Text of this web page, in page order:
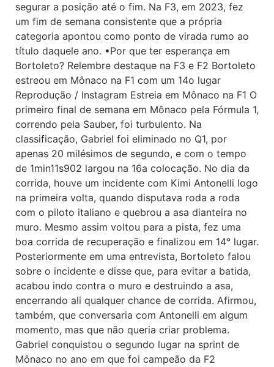
segurar a posição até o fim. Na F3, em 2023, fez
um fim de semana consistente que a própria
categoria apontou como ponto de virada rumo ao
título daquele ano. •Por que ter esperança em
Bortoleto? Relembre destaque na F3 e F2 Bortoleto
estreou em Mônaco na F1 com um 14o lugar
Reprodução / Instagram Estreia em Mônaco na F1 O
primeiro final de semana em Mônaco pela Fórmula 1,
correndo pela Sauber, foi turbulento. Na
classificação, Gabriel foi eliminado no Q1, por
apenas 20 milésimos de segundo, e com o tempo
de 1min11s902 largou na 16a colocação. No dia da
corrida, houve um incidente com Kimi Antonelli logo
na primeira volta, quando disputava roda a roda
com o piloto italiano e quebrou a asa dianteira no
muro. Mesmo assim voltou para a pista, fez uma
boa corrida de recuperação e finalizou em 14° lugar.
Posteriormente em uma entrevista, Bortoleto falou
sobre o incidente e disse que, para evitar a batida,
acabou indo contra o muro e destruindo a asa,
encerrando ali qualquer chance de corrida. Afirmou,
também, que conversaria com Antonelli em algum
momento, mas que não queria criar problema.
Gabriel conquistou o segundo lugar na sprint de
Mônaco no ano em que foi campeão da F2